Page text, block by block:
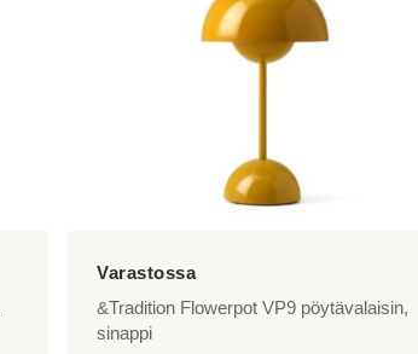
&Tradition Flowerpot VP9 pöytävalaisin,
sinappi